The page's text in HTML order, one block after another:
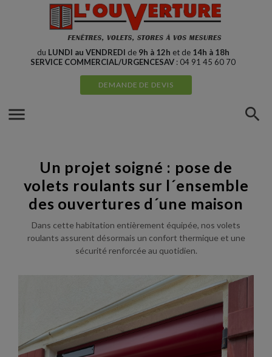
Cookies management panel
du LUNDI au VENDREDI de 9h à 12h et de 14h à 18h
SERVICE COMMERCIAL/URGENCESAV : 04 91 45 60 70
DEMANDE DE DEVIS
menu search
Un projet soigné : pose de
volets roulants sur l´ensemble
des ouvertures d´une maison
Dans cette habitation entièrement équipée, nos volets
roulants assurent désormais un confort thermique et une
sécurité renforcée au quotidien.